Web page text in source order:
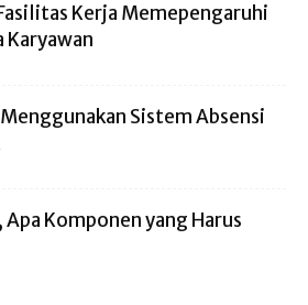
Kerja Memepengaruhi
Sistem Absensi
Apa Komponen yang Harus